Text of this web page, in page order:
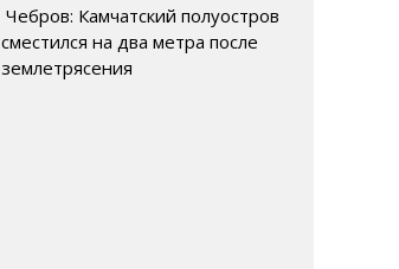
Чебров: Камчатский полуостров
сместился на два метра после
землетрясения